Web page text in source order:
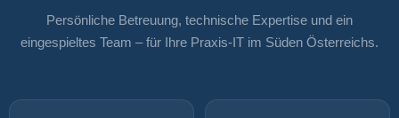
Persönliche Betreuung, technische Expertise und ein
eingespieltes Team – für Ihre Praxis-IT im Süden Österreichs.